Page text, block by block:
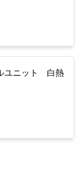
ユニット 白熱